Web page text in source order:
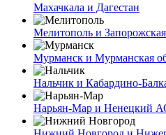
Махачкала и Дагестан
Мелитополь и Запорожская
Мурманск и Мурманская
Нальчик и Кабардино-
Нарьян-Мар и Ненецкий